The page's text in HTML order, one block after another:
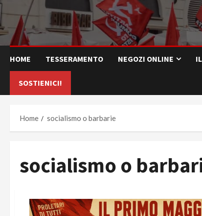
HOME TESSERAMENTO NEGOZI ONLINE
SOSTIENICI!
Home socialismo o barbarie
socialismo o